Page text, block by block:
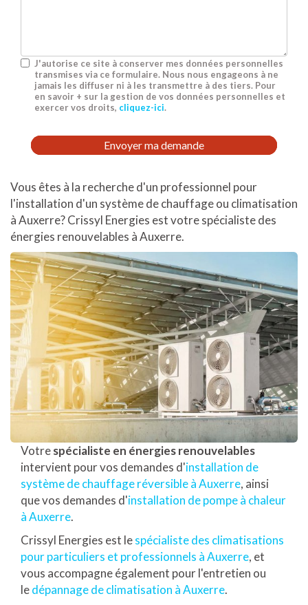
J'autorise ce site à conserver mes données personnelles
transmises via ce formulaire. Nous nous engageons à ne
jamais les diffuser ni à les transmettre à des tiers. Pour
en savoir + sur la gestion de vos données personnelles et
exercer vos droits, cliquez-ici.
RGPD
Envoyer ma demande
Vous êtes à la recherche d'un professionnel pour
l'installation d'un système de chauffage ou climatisation
à Auxerre? Crissyl Energies est votre spécialiste des
énergies renouvelables à Auxerre.
Votrespécialiste en énergies renouvelables
intervient pour vos demandes d'installation de
système de chauffage réversible à Auxerre, ainsi
que vos demandes d'installation de pompe à chaleur
à Auxerre.
Crissyl Energies est lespécialiste des climatisations
pour particuliers et professionnels à Auxerre, et
vous accompagne également pour l'entretien ou
ledépannage de climatisation à Auxerre.